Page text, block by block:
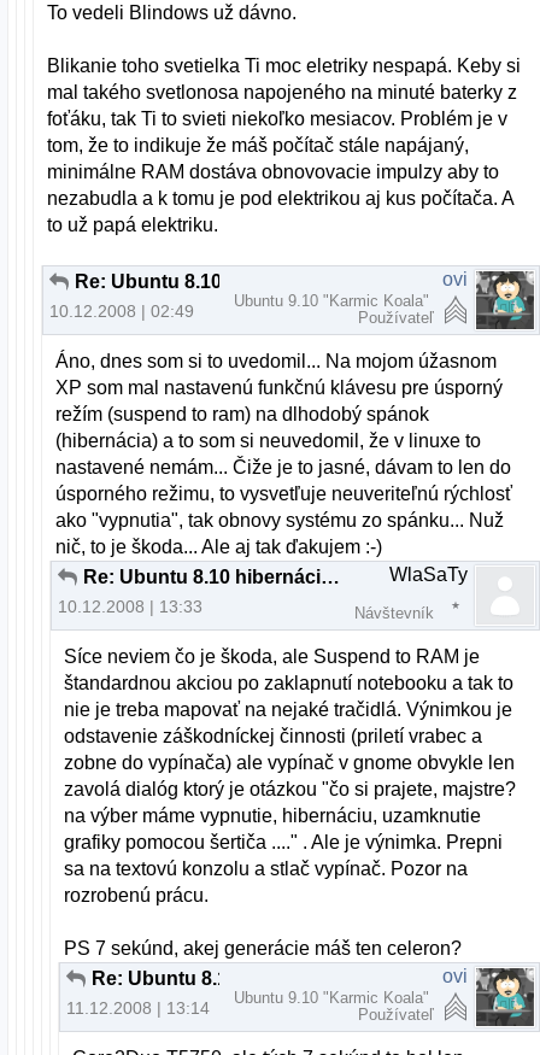
To vedeli Blindows už dávno.
Blikanie toho svetielka Ti moc eletriky nespapá. Keby si
mal takého svetlonosa napojeného na minuté baterky z
foťáku, tak Ti to svieti niekoľko mesiacov. Problém je v
tom, že to indikuje že máš počítač stále napájaný,
minimálne RAM dostáva obnovovacie impulzy aby to
nezabudla a k tomu je pod elektrikou aj kus počítača. A
to už papá elektriku.
10.12.2008 | 02:49
ovi
Ubuntu 9.10 "Karmic Koala"
Používateľ
Áno, dnes som si to uvedomil... Na mojom úžasnom
XP som mal nastavenú funkčnú klávesu pre úsporný
režím (suspend to ram) na dlhodobý spánok
(hibernácia) a to som si neuvedomil, že v linuxe to
nastavené nemám... Čiže je to jasné, dávam to len do
úsporného režimu, to vysvetľuje neuveriteľnú rýchlosť
ako "vypnutia", tak obnovy systému zo spánku... Nuž
nič, to je škoda... Ale aj tak ďakujem :-)
Re: Ubuntu 8.10 hibernácia na notebooku napájanom z batérie
10.12.2008 | 13:33
WlaSaTy
Návštevník
Síce neviem čo je škoda, ale Suspend to RAM je
štandardnou akciou po zaklapnutí notebooku a tak to
nie je treba mapovať na nejaké tračidlá. Výnimkou je
odstavenie záškodníckej činnosti (priletí vrabec a
zobne do vypínača) ale vypínač v gnome obvykle len
zavolá dialóg ktorý je otázkou "čo si prajete, majstre?
na výber máme vypnutie, hibernáciu, uzamknutie
grafiky pomocou šertiča ...." . Ale je výnimka. Prepni
sa na textovú konzolu a stlač vypínač. Pozor na
rozrobenú prácu.
PS 7 sekúnd, akej generácie máš ten celeron?
11.12.2008 | 13:14
ovi
Ubuntu 9.10 "Karmic Koala"
Používateľ